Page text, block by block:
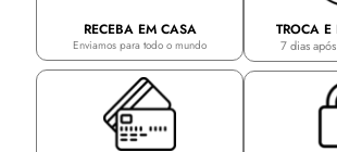
RECEBA EM CASA
Enviamos para todo o mundo
TROCA
7 dias